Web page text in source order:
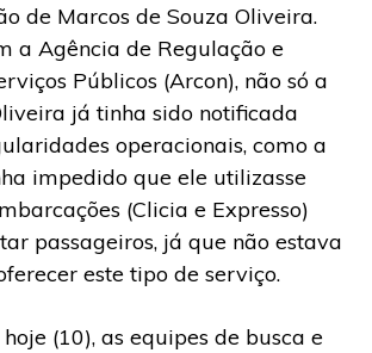
de Marcos de Souza Oliveira.
a Agência de Regulação e
Públicos (Arcon), não só a
já tinha sido notificada
operacionais, como a
impedido que ele utilizasse
(Clicia e Expresso)
passageiros, já que não estava
este tipo de serviço.
(10), as equipes de busca e